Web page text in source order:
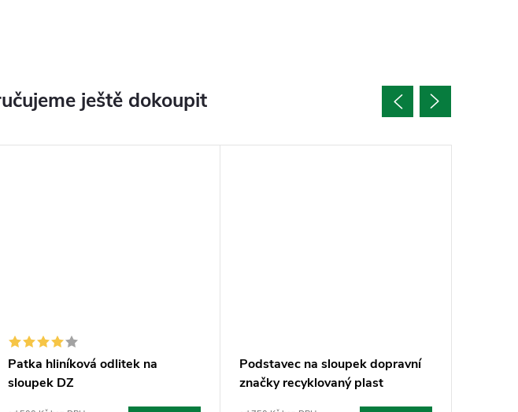
ještě dokoupit
Patka hliníková odlitek na
sloupek DZ
Podstavec na sloupek dopravní
značky recyklovaný plast